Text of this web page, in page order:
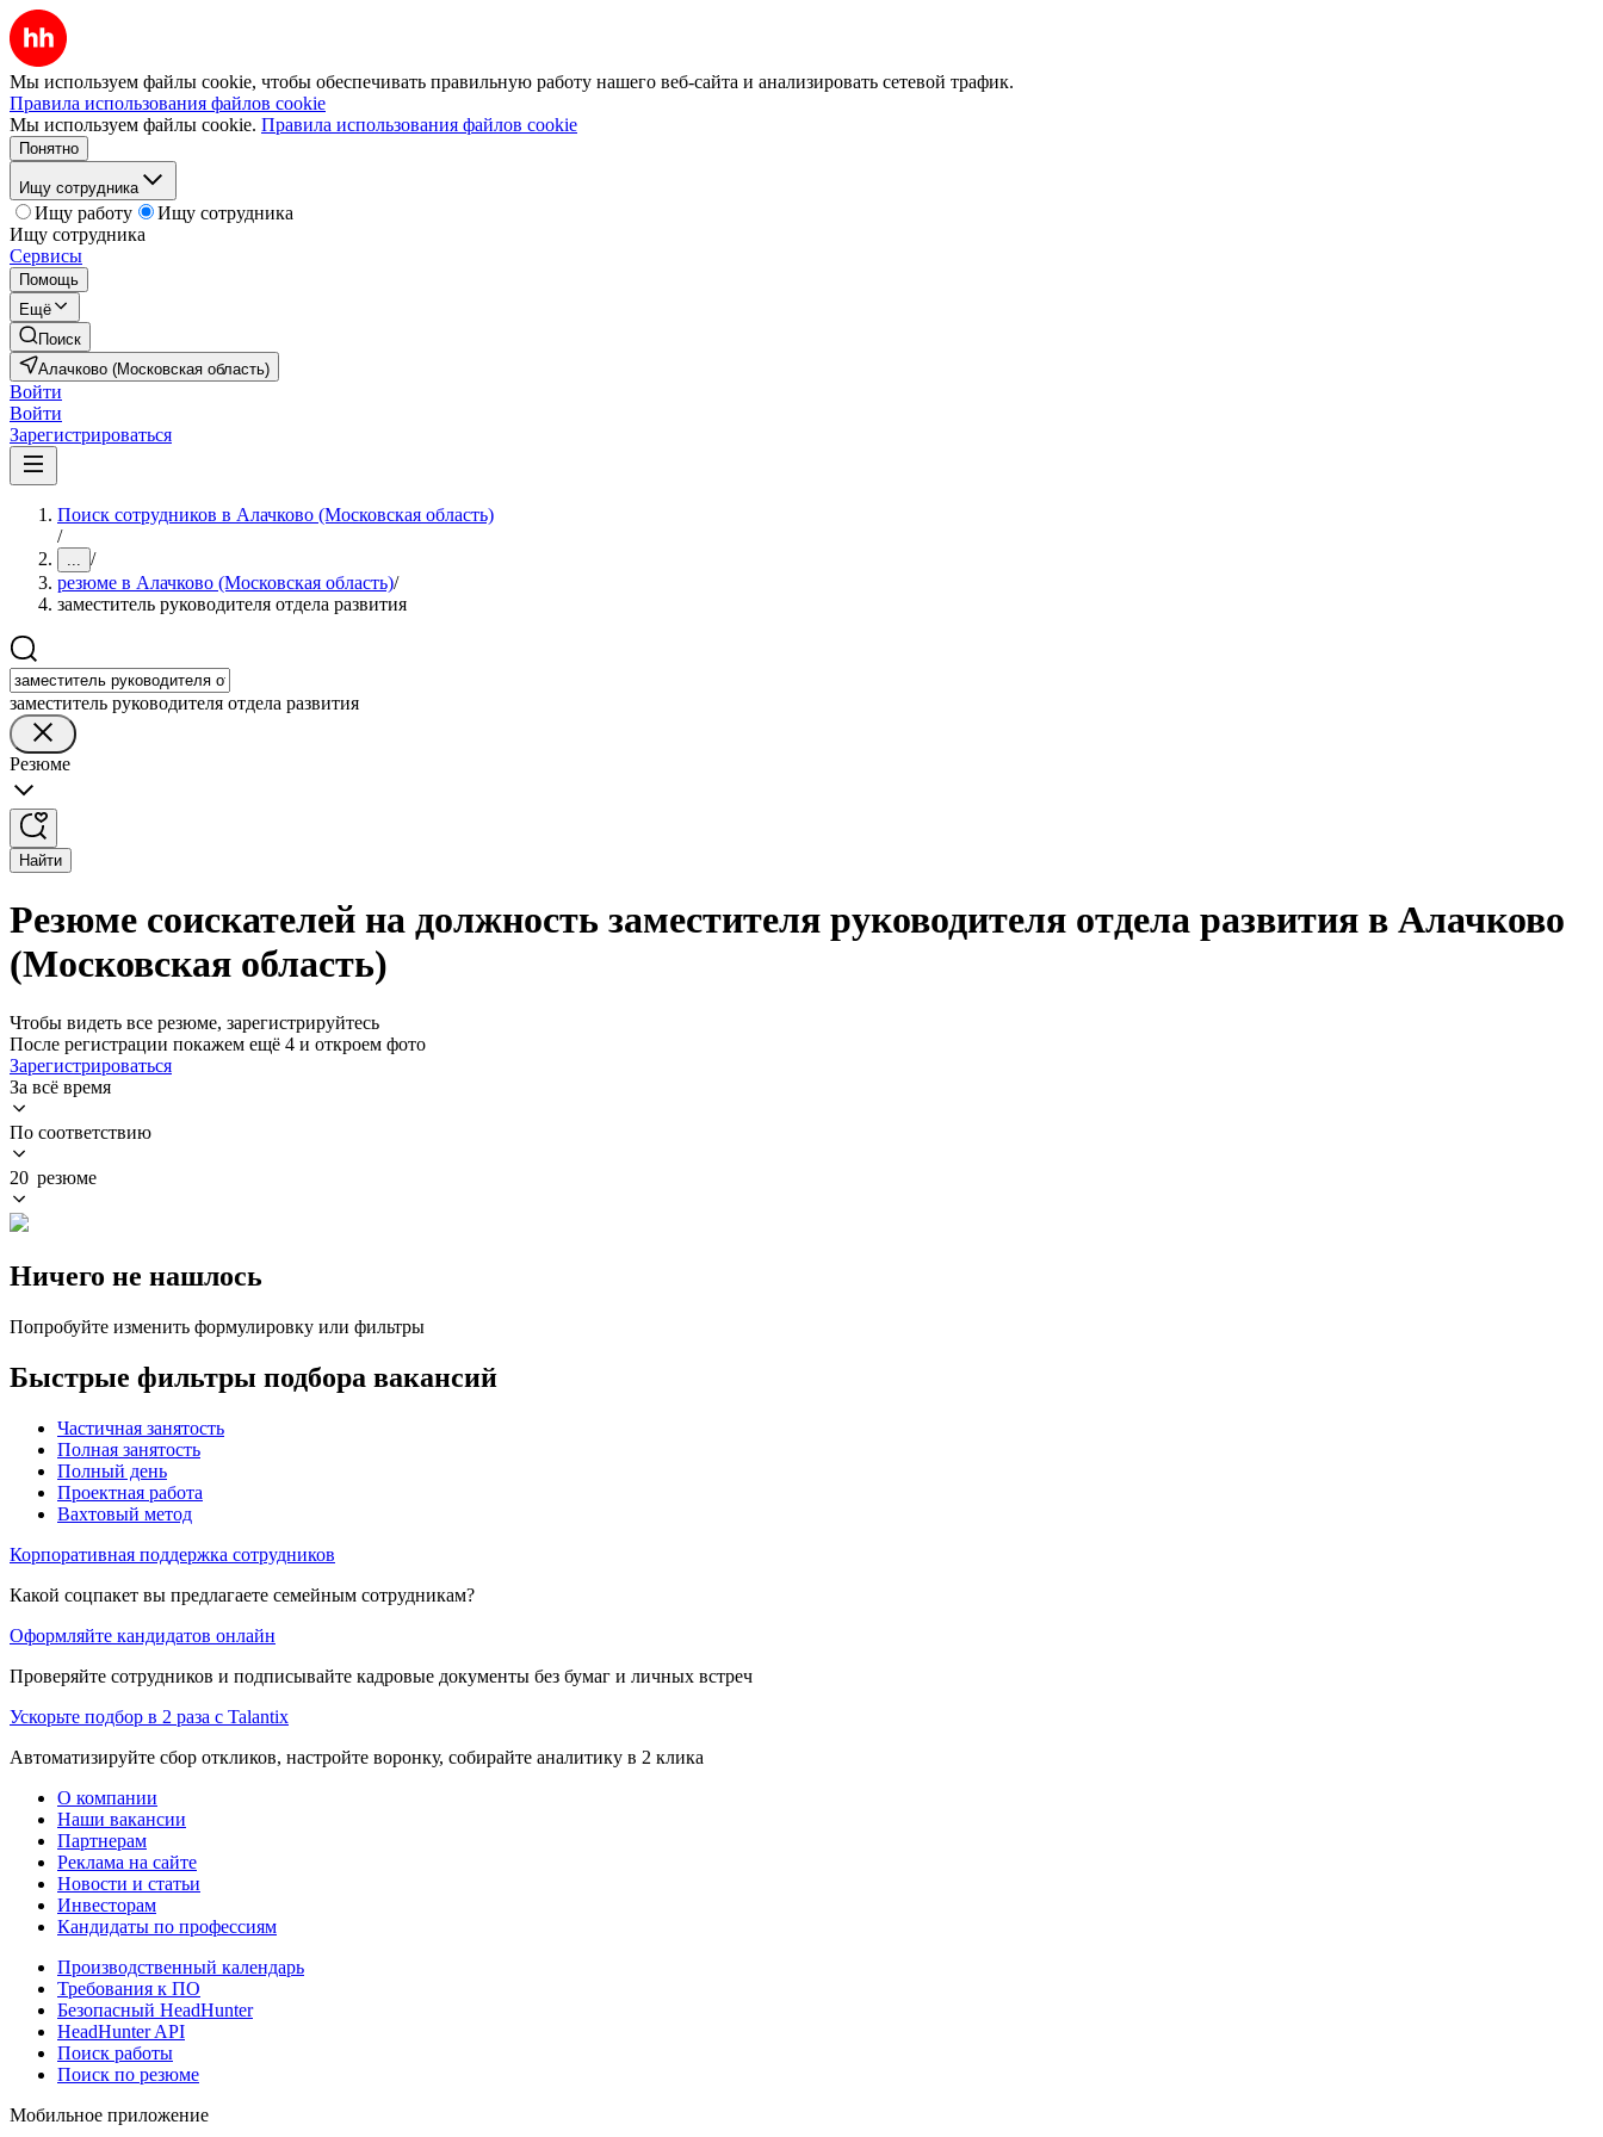
Мы используем файлы cookie, чтобы обеспечивать правильную работу нашего веб-сайта и анализировать сетевой трафик.
Правила использования файлов cookie
Мы используем файлы cookie. Правила использования файлов cookie
Понятно
Ищу сотрудника
Ищу работу
Ищу сотрудника
Ищу сотрудника
Сервисы
Помощь
Ещё
Поиск
Алачково (Московская область)
Войти
Войти
Зарегистрироваться
Поиск сотрудников в Алачково (Московская область)
/
... /
резюме в Алачково (Московская область)/
заместитель руководителя отдела развития
заместитель руководителя отдела развития
Резюме
Найти
Резюме соискателей на должность заместителя руководителя отдела развития в Алачково
(Московская область)
Чтобы видеть все резюме, зарегистрируйтесь
После регистрации покажем ещё 4 и откроем фото
Зарегистрироваться
За всё время
По соответствию
20 резюме
Ничего не нашлось
Попробуйте изменить формулировку или фильтры
Быстрые фильтры подбора вакансий
Частичная занятость
Полная занятость
Полный день
Проектная работа
Вахтовый метод
Корпоративная поддержка сотрудников
Какой соцпакет вы предлагаете семейным сотрудникам?
Оформляйте кандидатов онлайн
Проверяйте сотрудников и подписывайте кадровые документы без бумаг и личных встреч
Ускорьте подбор в 2 раза с Talantix
Автоматизируйте сбор откликов, настройте воронку, собирайте аналитику в 2 клика
О компании
Наши вакансии
Партнерам
Реклама на сайте
Новости и статьи
Инвесторам
Кандидаты по профессиям
Производственный календарь
Требования к ПО
Безопасный HeadHunter
HeadHunter API
Поиск работы
Поиск по резюме
Мобильное приложение